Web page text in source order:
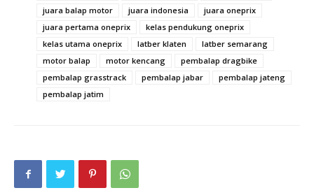
juara balap motor
juara indonesia
juara oneprix
juara pertama oneprix
kelas pendukung oneprix
kelas utama oneprix
latber klaten
latber semarang
motor balap
motor kencang
pembalap dragbike
pembalap grasstrack
pembalap jabar
pembalap jateng
pembalap jatim